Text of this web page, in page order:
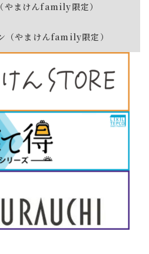
まけんfamily限定）
（やまけんfamily限定）